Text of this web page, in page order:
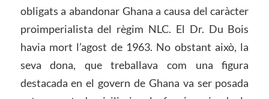
obligats a abandonar Ghana a causa del caràcter
proimperialista del règim NLC. El Dr. Du Bois
havia mort l’agost de 1963. No obstant això, la
seva dona, que treballava com una figura
destacada en el govern de Ghana va ser posada